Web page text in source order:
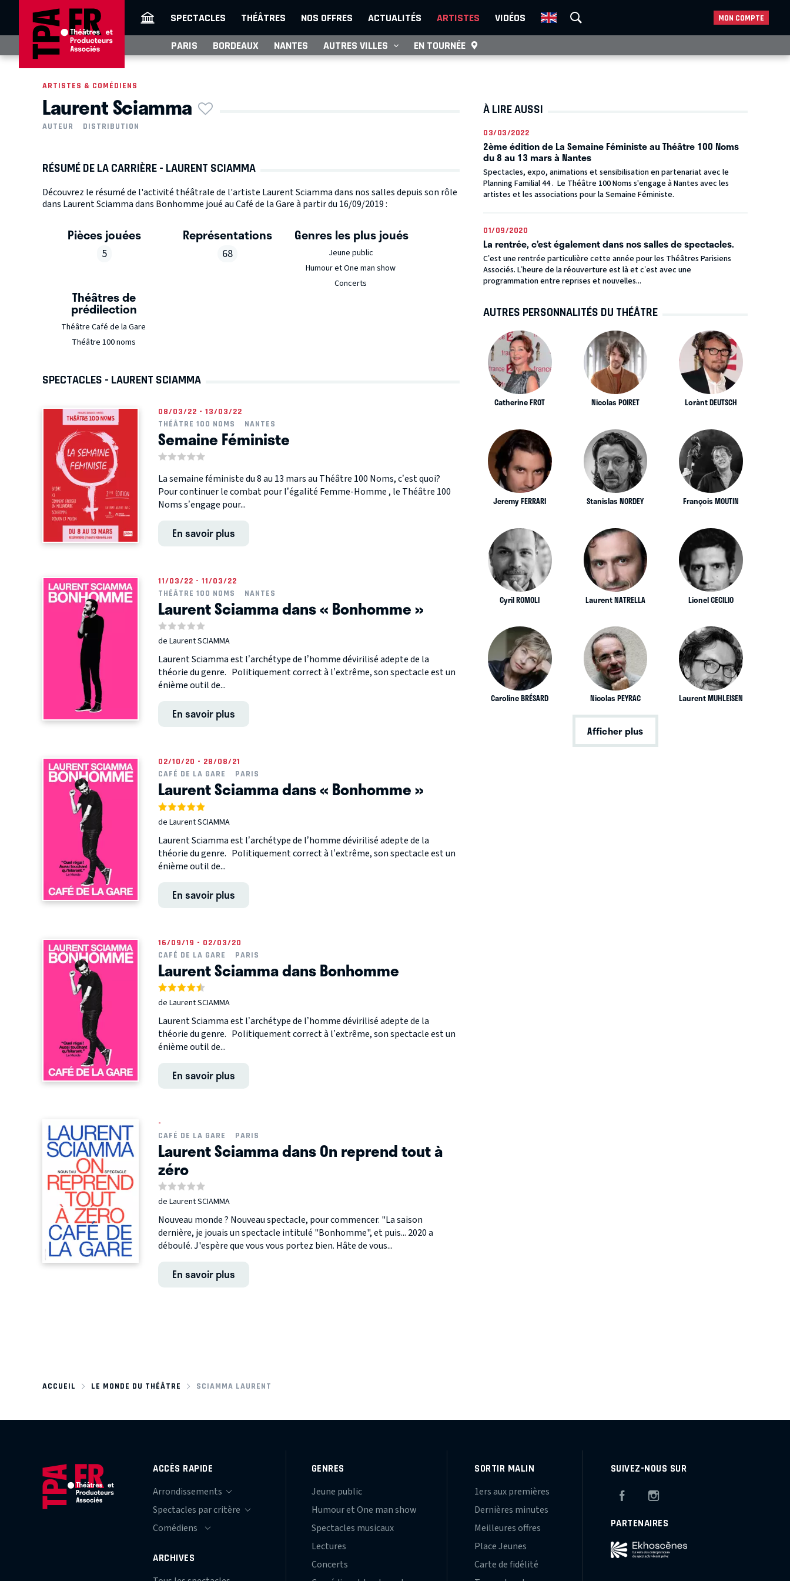
SPECTACLES THÉÂTRES NOS OFFRES ACTUALITÉS ARTISTES VIDÉOS MON COMPTE
PARIS BORDEAUX NANTES AUTRES VILLES EN TOURNÉE
ARTISTES & COMÉDIENS
Laurent Sciamma
AUTEUR DISTRIBUTION
RÉSUMÉ DE LA CARRIÈRE - LAURENT SCIAMMA
Découvrez le résumé de l'activité théâtrale de l'artiste Laurent Sciamma dans nos salles depuis son rôle
dans Laurent Sciamma dans Bonhomme joué au Café de la Gare à partir du 16/09/2019 :
Pièces jouées
5
Représentations
68
Genres les plus joués
Jeune public
Humour et One man show
Concerts
Théâtres de
prédilection
Théâtre Café de la Gare
Théâtre 100 noms
SPECTACLES - LAURENT SCIAMMA
08/03/22 - 13/03/22
THÉÂTRE 100 NOMS
NANTES
Semaine Féministe
La semaine féministe du 8 au 13 mars au Théâtre 100 Noms, c’est quoi?
Pour continuer le combat pour l’égalité Femme-Homme , le Théâtre 100
Noms s’engage pour...
En savoir plus
11/03/22 - 11/03/22
THÉÂTRE 100 NOMS
NANTES
Laurent Sciamma dans « Bonhomme »
de Laurent SCIAMMA
Laurent Sciamma est l’archétype de l’homme dévirilisé adepte de la
théorie du genre. Politiquement correct à l’extrême, son spectacle est un
énième outil de...
En savoir plus
02/10/20 - 28/08/21
CAFÉ DE LA GARE
PARIS
Laurent Sciamma dans « Bonhomme »
de Laurent SCIAMMA
Laurent Sciamma est l’archétype de l’homme dévirilisé adepte de la
théorie du genre. Politiquement correct à l’extrême, son spectacle est un
énième outil de...
En savoir plus
16/09/19 - 02/03/20
CAFÉ DE LA GARE
PARIS
Laurent Sciamma dans Bonhomme
de Laurent SCIAMMA
Laurent Sciamma est l’archétype de l’homme dévirilisé adepte de la
théorie du genre. Politiquement correct à l’extrême, son spectacle est un
énième outil de...
En savoir plus
-
CAFÉ DE LA GARE
PARIS
Laurent Sciamma dans On reprend tout à
zéro
de Laurent SCIAMMA
Nouveau monde ? Nouveau spectacle, pour commencer. "La saison
dernière, je jouais un spectacle intitulé "Bonhomme", et puis... 2020 a
déboulé. J'espère que vous vous portez bien. Hâte de vous...
En savoir plus
À LIRE AUSSI
03/03/2022
2ème édition de La Semaine Féministe au Théâtre 100 Noms
du 8 au 13 mars à Nantes
Spectacles, expo, animations et sensibilisation en partenariat avec le
Planning Familial 44 . Le Théâtre 100 Noms s'engage à Nantes avec les
artistes et les associations pour la Semaine Féministe.
01/09/2020
La rentrée, c’est également dans nos salles de spectacles.
C’est une rentrée particulière cette année pour les Théâtres Parisiens
Associés. L’heure de la réouverture est là et c’est avec une
programmation entre reprises et nouvelles...
AUTRES PERSONNALITÉS DU THÉÂTRE
Catherine FROT Nicolas POIRET Lorànt DEUTSCH
Jeremy FERRARI Stanislas NORDEY François MOUTIN
Cyril ROMOLI Laurent NATRELLA Lionel CECILIO
Caroline BRÉSARD Nicolas PEYRAC Laurent MUHLEISEN
Afficher plus
ACCUEIL LE MONDE DU THÉÂTRE SCIAMMA LAURENT
ACCÈS RAPIDE
ARCHIVES
GENRES
Jeune public
Humour et One man show
Spectacles musicaux
Lectures
Concerts
SORTIR MALIN
1ers aux premières
Dernières minutes
Meilleures offres
Place Jeunes
Carte de fidélité
SUIVEZ-NOUS SUR
Facebook
PARTENAIRES